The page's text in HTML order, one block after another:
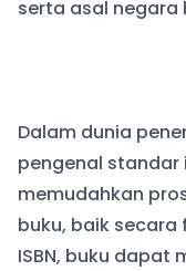
serta asal negara
Dalam dunia
pengenal standar
memudahkan
buku, baik secara
ISBN, buku dapat